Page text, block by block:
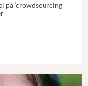
på ‘crowdsourcing’